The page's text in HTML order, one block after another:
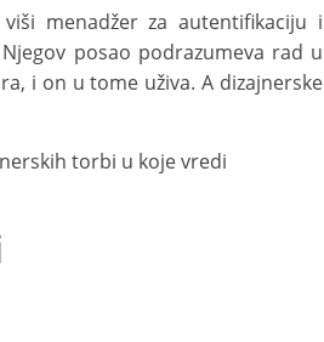
menadžer za autentifikaciju i
posao podrazumeva rad u
i on u tome uživa. A dizajnerske
torbi u koje vredi